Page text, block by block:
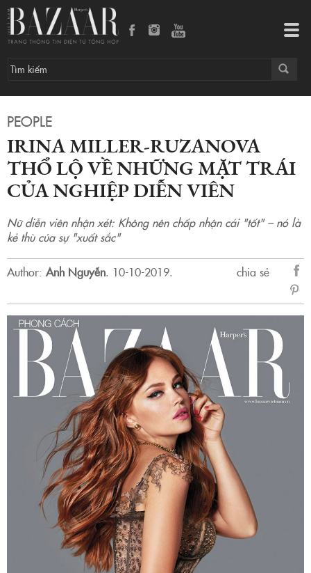
PEOPLE
IRINA MILLER-RUZANOVA
THỔ LỘ VỀ NHỮNG MẶT TRÁI
CỦA NGHIỆP DIỄN VIÊN
Nữ diễn viên nhận xét: Không nên chấp nhận cái "tốt" – nó là
kẻ thù của sự "xuất sắc"
Author: Anh Nguyễn. 10-10-2019.
chia sẻ
sẻ